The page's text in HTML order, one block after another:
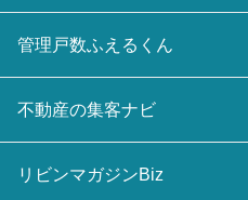
管理戸数ふえるくん
不動産の集客ナビ
リビンマガジンBiz